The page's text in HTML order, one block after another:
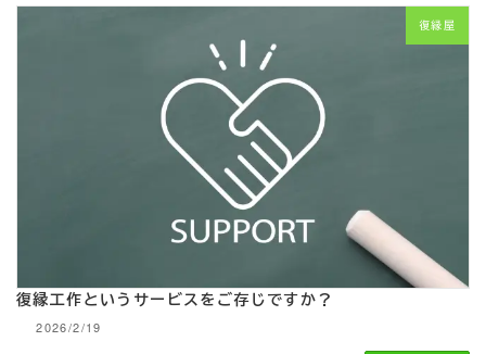
復縁屋
復縁工作というサービスをご存じですか？
2026/2/19